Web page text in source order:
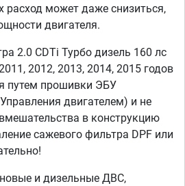
расход может даже снизиться,
двигателя.
2.0 CDTi Турбо дизель 160 лс
2012, 2013, 2014, 2015 годов
путем прошивки ЭБУ
двигателем) и не
в конструкцию
сажевого фильтра DPF или
и дизельные ДВС,